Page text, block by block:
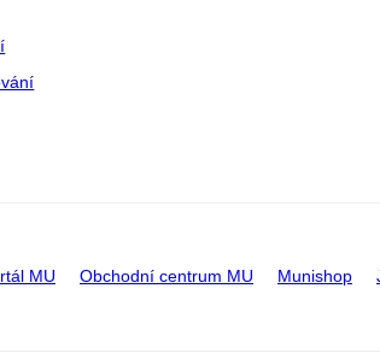
MU Obchodní centrum MU Munishop